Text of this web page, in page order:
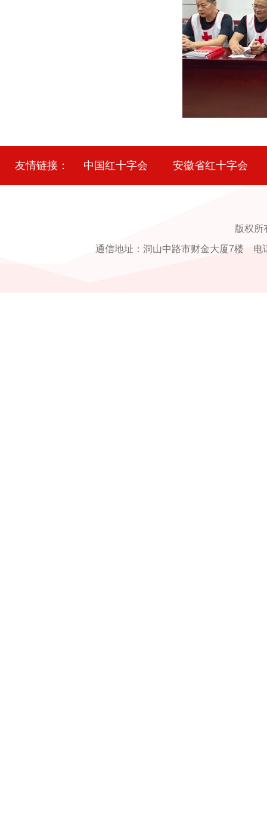
友情链接： 中国红十字会 安徽省红十字会
版权所
通信地址：洞山中路市财金大厦7楼